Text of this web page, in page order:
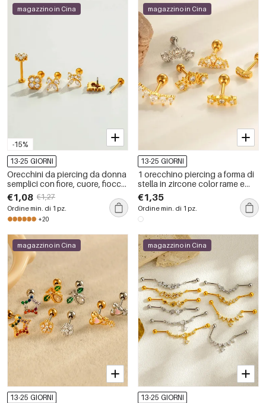
-15%
magazzino in Cina
13-25 GIORNI
Orecchini da piercing da donna
semplici con fiore, cuore, fiocco,
stella, in acciaio inossidabile
color oro, impermeabili.
€1,08 €1,27
Ordine min. di 1 pz.
+20
magazzino in Cina
13-25 GIORNI
1 orecchino piercing a forma di
stella in zircone color rame e
oro
€1,35
Ordine min. di 1 pz.
magazzino in Cina
13-25 GIORNI
magazzino in Cina
13-25 GIORNI